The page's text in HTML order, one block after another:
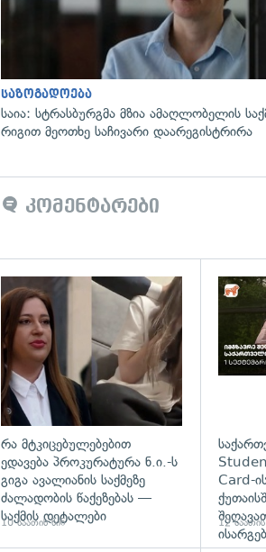
საზოგადოება
საია: სტრასბურგმა მზია ამაღლობელის
რიგით მეოთხე საჩივარი დაარეგისტრირა
კომენტარები
გადახედვა
რა მტკიცებულებებით
ედავება პროკურატურა ნ.ი.-ს
გიგა ავალიანის საქმეზე
ძალადობის წაქეზებას —
საქმის დეტალები
10 საათის წინ
Card-
12 საათის